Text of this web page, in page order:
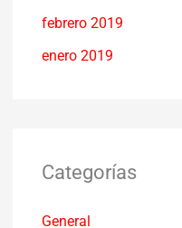
febrero 2019
enero 2019
Categorías
General